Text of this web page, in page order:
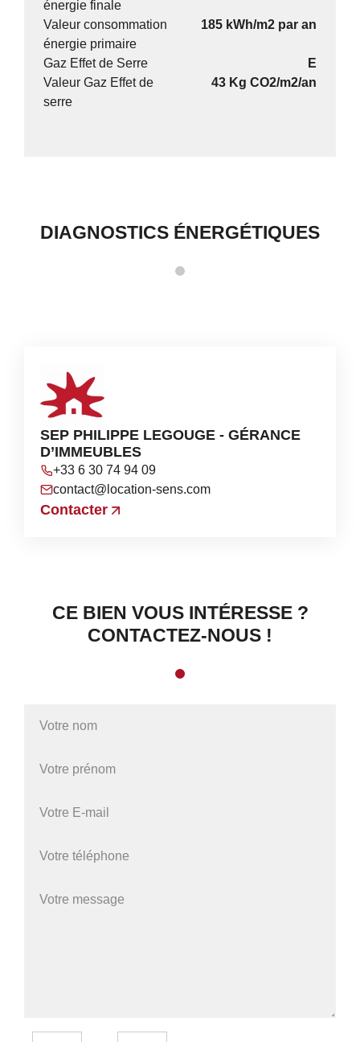
énergie finale
Valeur consommation
énergie primaire
185 kWh/m2 par an
Gaz Effet de Serre
E
Valeur Gaz Effet de
serre
43 Kg CO2/m2/an
DIAGNOSTICS ÉNERGÉTIQUES
SEP PHILIPPE LEGOUGE - GÉRANCE
D’IMMEUBLES
+33 6 30 74 94 09
contact@location-sens.com
Contacter
CE BIEN VOUS INTÉRESSE ?
CONTACTEZ-NOUS !